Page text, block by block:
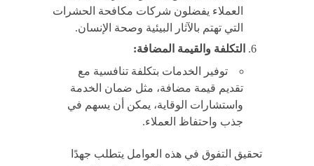
العملاء يفضلون شركات مكافحة الحشرات
التي تهتم بالآثار البيئية وصحة الإنسان.
التكلفة والقيمة المضافة:
توفير الخدمات بتكلفة تنافسية مع
تقديم قيمة مضافة، مثل ضمان الخدمة
واستشارات الوقاية، يمكن أن يسهم في
جذب واحتفاظ العملاء.
تحقيق التفوق في هذه العوامل يتطلب جهدًا